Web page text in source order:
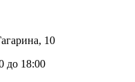
10
до 18:00